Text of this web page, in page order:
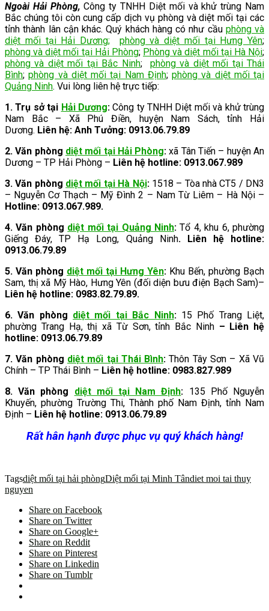
Ngoài Hải Phòng, Công ty TNHH Diệt mối và khử trùng Nam
Bắc chúng tôi còn cung cấp dịch vụ phòng và diệt mối tại các
tỉnh thành lân cận khác. Quý khách hàng có như cầu phòng và
diệt mối tại Hải Dương; phòng và diệt mối tại Hưng Yên;
phòng và diệt mối tại Hải Phòng; Phòng và diệt mối tại Hà Nội;
phòng và diệt mối tại Bắc Ninh; phòng và diệt mối tại Thái
Bình;phòng và diệt mối tại Nam Định; phòng và diệt mối tại
Quảng Ninh. Vui lòng liên hệ trực tiếp:
1. Trụ sở tại Hải Dương:Công ty TNHH Diệt mối và khử trùng
Nam Bắc – Xã Phú Điền, huyện Nam Sách, tỉnh Hải
Dương. Liên hệ: Anh Tưởng: 0913.06.79.89
2. Văn phòng diệt mối tại Hải Phòng: xã Tân Tiến – huyện An
Dương – TP Hải Phòng – Liên hệ hotline: 0913.067.989
3. Văn phòng diệt mối tại Hà Nội: 1518 – Tòa nhà CT5 / DN3
– Nguyễn Cơ Thạch – Mỹ Đình 2 – Nam Từ Liêm – Hà Nội –
Hotline: 0913.067.989.
4. Văn phòng diệt mối tại Quảng Ninh:Tổ 4, khu 6, phường
Giếng Đáy, TP Hạ Long, Quảng Ninh. Liên hệ hotline:
0913.06.79.89
5. Văn phòng diệt mối tại Hưng Yên: Khu Bến, phường Bạch
Sam, thị xã Mỹ Hào, Hưng Yên (đối diện bưu điện Bạch Sam)–
Liên hệ hotline: 0983.82.79.89.
6. Văn phòng diệt mối tại Bắc Ninh:15 Phố Trang Liệt,
phường Trang Hạ, thị xã Từ Sơn, tỉnh Bắc Ninh– Liên hệ
hotline: 0913.06.79.89
7. Văn phòng diệt mối tại Thái Bình: Thôn Tây Sơn – Xã Vũ
Chính – TP Thái Bình – Liên hệ hotline: 0983.827.989
8. Văn phòng diệt mối tại Nam Định: 135 Phố Nguyễn
Khuyến, phường Trường Thi, Thành phố Nam Định, tỉnh Nam
Định – Liên hệ hotline: 0913.06.79.89
Rất hân hạnh được phục vụ quý khách hàng!
Tagsdiệt mối tại hải phòngDiệt mối tại Minh Tândiet moi tai thuy
nguyen
Share on Facebook
Share on Twitter
Share on Google+
Share on Reddit
Share on Pinterest
Share on Linkedin
Share on Tumblr